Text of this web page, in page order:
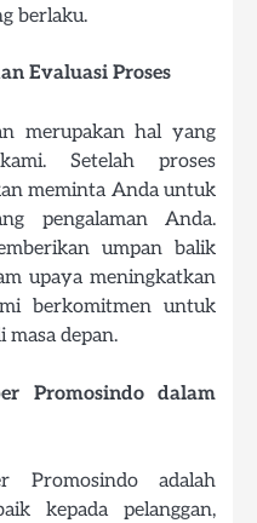
berlaku.
Evaluasi Proses
merupakan hal yang
Setelah proses
meminta Anda untuk
pengalaman Anda.
umpan balik
upaya meningkatkan
berkomitmen untuk
masa depan.
Promosindo dalam
Promosindo adalah
kepada pelanggan,